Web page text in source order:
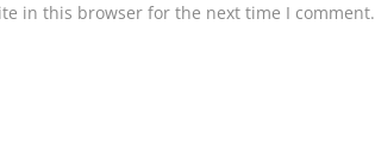
in this browser for the next time I comment.